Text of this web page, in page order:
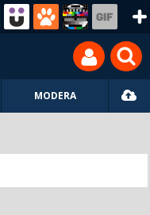
MODERA